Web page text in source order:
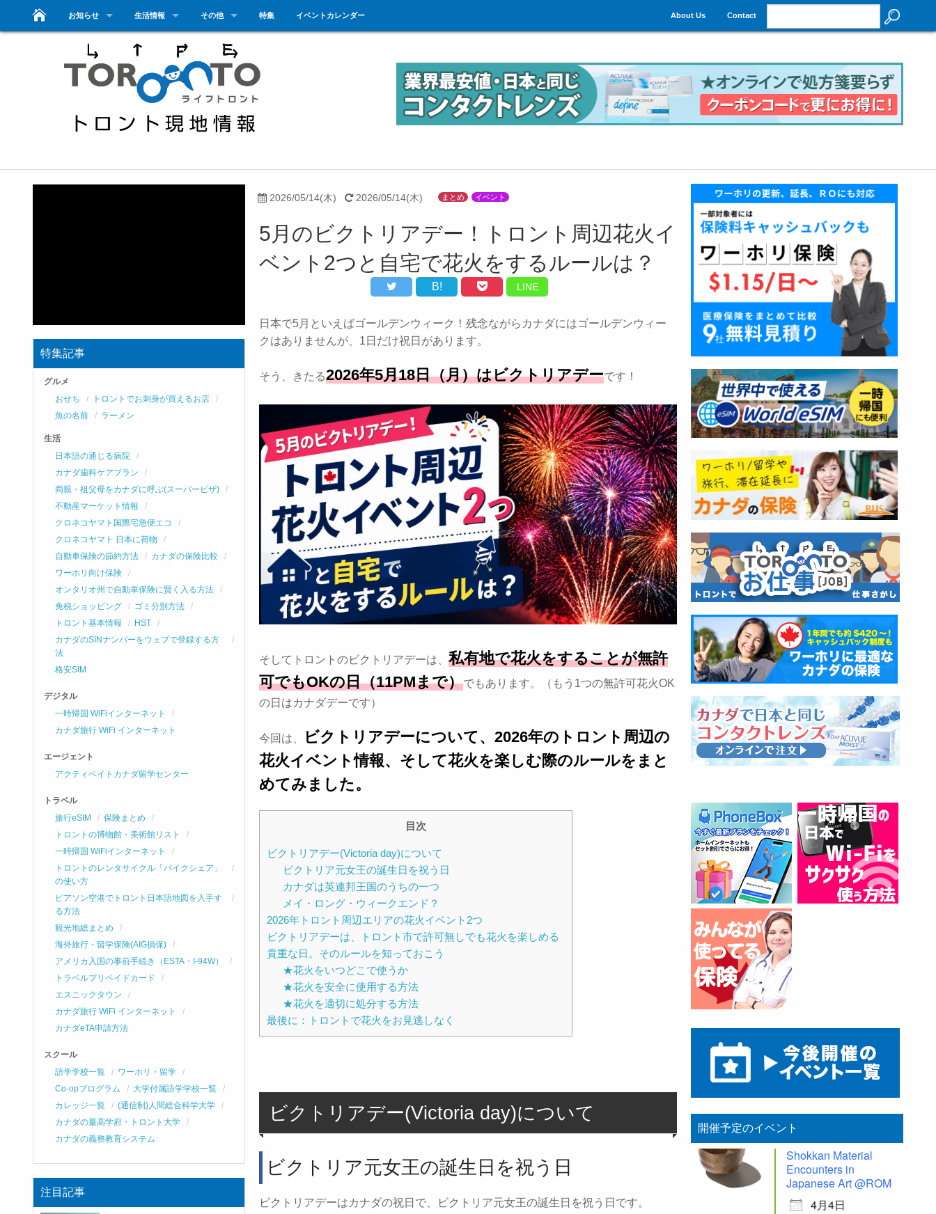
お知らせ 生活情報 その他 特集 イベントカレンダー About Us Contact
2026/05/14(木) 2026/05/14(木) まとめ イベント
5月のビクトリアデー！トロント周辺花火イ
ベント2つと自宅で花火をするルールは？
B! LINE
日本で5月といえばゴールデンウィーク！残念ながらカナダにはゴールデンウィー
クはありませんが、1日だけ祝日があります。
そう、きたる2026年5月18日（月）はビクトリアデーです！
そしてトロントのビクトリアデーは、 私有地で花火をすることが無許
可でもOKの日（11PMまで）でもあります。（もう1つの無許可花火OK
の日はカナダデーです）
今回は、
ビクトリアデーについて、2026年のトロント周辺の
花火イベント情報、そして花火を楽しむ際のルールをまと
めてみました。
目次
ビクトリアデー(Victoria day)について
ビクトリア元女王の誕生日を祝う日
カナダは英連邦王国のうちの一つ
メイ・ロング・ウィークエンド？
2026年トロント周辺エリアの花火イベント2つ
ビクトリアデーは、トロント市で許可無しでも花火を楽しめる
貴重な日。そのルールを知っておこう
★花火をいつどこで使うか
★花火を安全に使用する方法
★花火を適切に処分する方法
最後に：トロントで花火をお見逃しなく
ビクトリアデー(Victoria day)について
ビクトリア元女王の誕生日を祝う日
ビクトリアデーはカナダの祝日で、ビクトリア元女王の誕生日を祝う日です。
特集記事
グルメ
おせち
トロントでお刺身が買えるお店
魚の名前
ラーメン
生活
日本語の通じる病院
カナダ歯科ケアプラン
両親・祖父母をカナダに呼ぶ(スーパービザ)
不動産マーケット情報
クロネコヤマト国際宅急便エコ
クロネコヤマト 日本に荷物
自動車保険の節約方法
カナダの保険比較
ワーホリ向け保険
オンタリオ州で自動車保険に賢く入る方法
免税ショッピング
ゴミ分別方法
トロント基本情報
HST
カナダのSINナンバーをウェブで登録する方
法
格安SIM
デジタル
一時帰国 WiFiインターネット
カナダ旅行 WiFi インターネット
エージェント
アクティベイトカナダ留学センター
トラベル
旅行eSIM
保険まとめ
トロントの博物館・美術館リスト
一時帰国 WiFiインターネット
トロントのレンタサイクル「バイクシェア」
の使い方
ピアソン空港でトロント日本語地図を入手す
る方法
観光地総まとめ
海外旅行・留学保険(AIG損保)
アメリカ入国の事前手続き（ESTA・I-94W）
トラベルプリペイドカード
エスニックタウン
カナダ旅行 WiFi インターネット
カナダeTA申請方法
スクール
語学学校一覧
ワーホリ・留学
Co-opプログラム
大学付属語学学校一覧
カレッジ一覧
(通信制)人間総合科学大学
カナダの最高学府・トロント大学
カナダの義務教育システム
注目記事
開催予定のイベント
Shokkan Material
Encounters in
Japanese Art @ROM
4月4日